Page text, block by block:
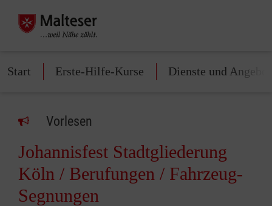
Start Erste-Hilfe-Kurse Dienste und
Vorlesen
Johannisfest Stadtgliederung
Köln / Berufungen / Fahrzeug-
Segnungen